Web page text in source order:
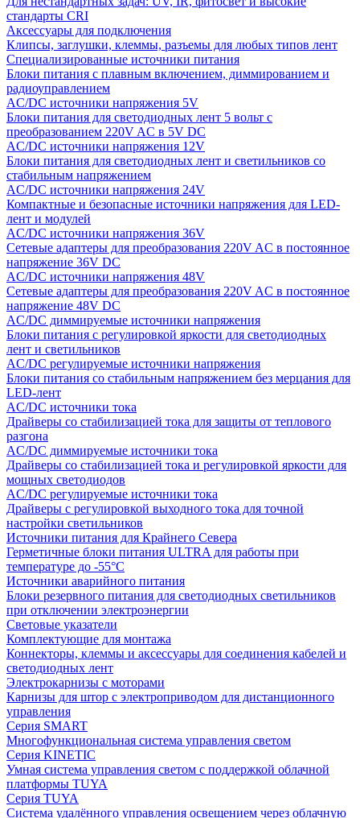
стандарты CRI
Аксессуары для подключения
Клипсы, заглушки, клеммы, разъемы для любых типов лент
Специализированные источники питания
Блоки питания с плавным включением, диммированием и
радиоуправлением
AC/DC источники напряжения 5V
Блоки питания для светодиодных лент 5 вольт с
преобразованием 220V AC в 5V DC
AC/DC источники напряжения 12V
Блоки питания для светодиодных лент и светильников со
стабильным напряжением
AC/DC источники напряжения 24V
Компактные и безопасные источники напряжения для LED-
лент и модулей
AC/DC источники напряжения 36V
Сетевые адаптеры для преобразования 220V AC в постоянное
напряжение 36V DC
AC/DC источники напряжения 48V
Сетевые адаптеры для преобразования 220V AC в постоянное
напряжение 48V DC
AC/DC диммируемые источники напряжения
Блоки питания с регулировкой яркости для светодиодных
лент и светильников
AC/DC регулируемые источники напряжения
Блоки питания со стабильным напряжением без мерцания для
LED-лент
AC/DC источники тока
Драйверы со стабилизацией тока для защиты от теплового
разгона
AC/DC диммируемые источники тока
Драйверы со стабилизацией тока и регулировкой яркости для
мощных светодиодов
AC/DC регулируемые источники тока
Драйверы с регулировкой выходного тока для точной
настройки светильников
Источники питания для Крайнего Севера
Герметичные блоки питания ULTRA для работы при
температуре до -55°C
Источники аварийного питания
Блоки резервного питания для светодиодных светильников
при отключении электроэнергии
Световые указатели
Комплектующие для монтажа
Коннекторы, клеммы и аксессуары для соединения кабелей и
светодиодных лент
Электрокарнизы с моторами
Карнизы для штор с электроприводом для дистанционного
управления
Серия SMART
Многофункциональная система управления светом
Серия KINETIC
Умная система управления светом с поддержкой облачной
платформы TUYA
Серия TUYA
Система удалённого управления освещением через облачную